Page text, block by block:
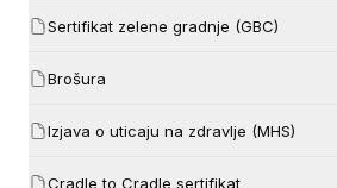
Sertifikat zelene gradnje (GBC)
Brošura
Izjava o uticaju na zdravlje (MHS)
Cradle to Cradle sertifikat